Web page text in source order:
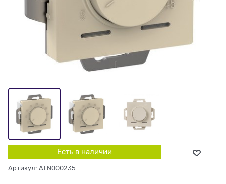
Есть в наличии
Артикул: ATN000235